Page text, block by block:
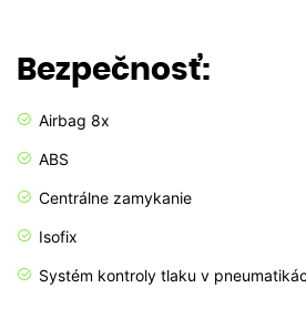
Bezpečnosť:
Airbag 8x
ABS
Centrálne zamykanie
Isofix
Systém kontroly tlaku v